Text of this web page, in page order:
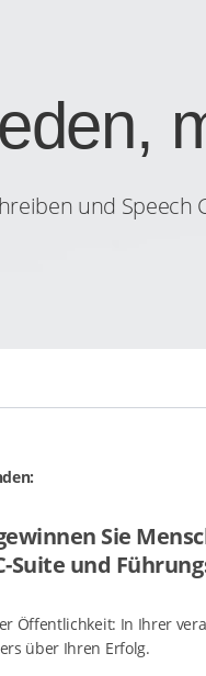
und Speech
Sie
Suite und
Öffentlichkeit: In Ihrer
über Ihren Erfolg.